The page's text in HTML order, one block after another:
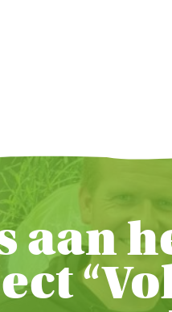
aan